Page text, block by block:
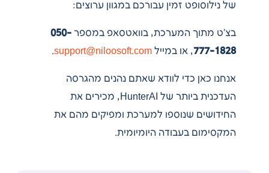
של נילוסופט זמין עבורכם במגוון ערוצים:
בצ’ט מתוך המערכת, בוואטסאפ במספר 050-
777-1828, או במייל support@niloosoft.com
.
אנחנו כאן כדי לוודא שאתם נהנים מהגרסה
העדכנית ביותר של HunterAI, מכירים את
החידושים שנוספו למערכת ומפיקים מהם את
המקסימום בעבודה היומיומית.